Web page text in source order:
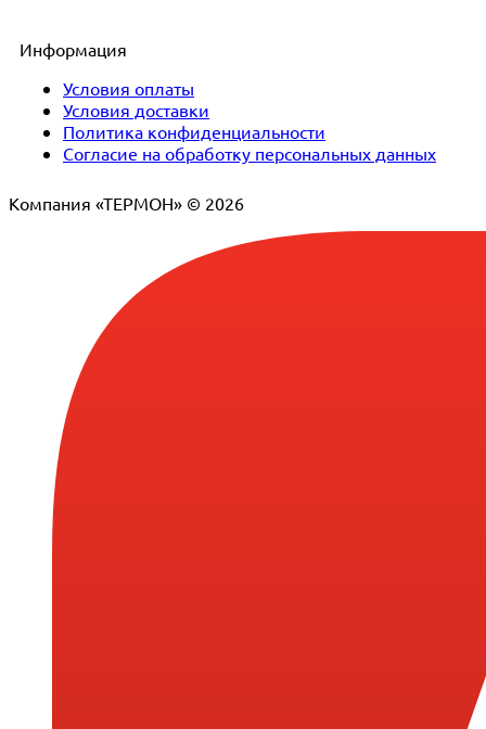
Информация
Условия оплаты
Условия доставки
Политика конфиденциальности
Согласие на обработку персональных данных
Компания «ТЕРМОН» © 2026